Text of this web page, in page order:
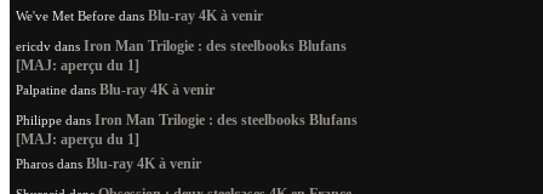
We've Met Before dans Blu-ray 4K à venir
ericdv dans Iron Man Trilogie : des steelbooks Blufans
[MAJ: aperçu du 1]
Palpatine dans Blu-ray 4K à venir
Philippe dans Iron Man Trilogie : des steelbooks Blufans
[MAJ: aperçu du 1]
Pharos dans Blu-ray 4K à venir